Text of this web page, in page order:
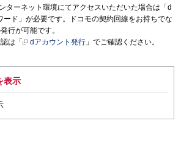
ターネット環境にてアクセスいただいた場合は「d
ード」が必要です。ドコモの契約回線をお持ちでな
行が可能です。
は「
dアカウント発行 」でご確認ください。
表示